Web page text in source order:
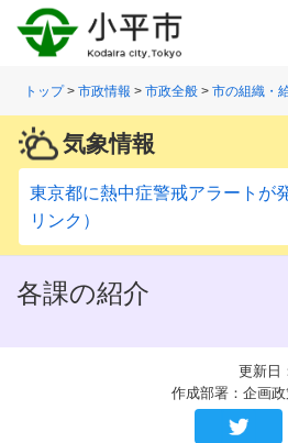
トップ>市政情報 >市政全般 >市の組織・
気象情報
東京都に熱中症警戒アラートが
リンク）
各課の紹介
更新日
作成部署：企画政